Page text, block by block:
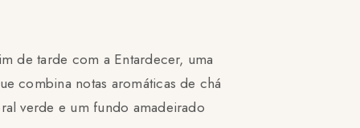
de tarde com a Entardecer, uma
combina notas aromáticas de chá
verde e um fundo amadeirado